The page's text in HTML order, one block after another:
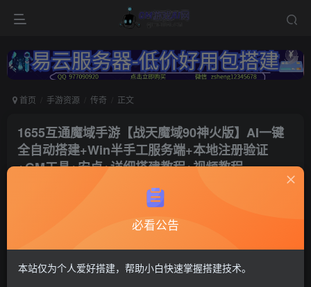
首页 手游资源 传奇 正文
1655互通魔域手游【战天魔域90神火版】AI一键
全自动搭建+Win半手工服务端+本地注册验证
+GM工具+安卓+详细搭建教程+视频教程
魔域11
付费资源
必看公告
本站仅为个人爱好搭建，帮助小白快速掌握搭建技术。